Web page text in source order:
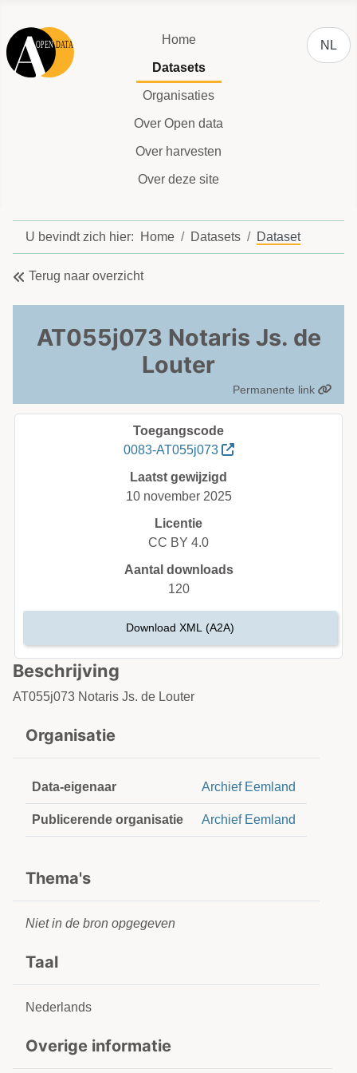
Home
Datasets
Organisaties
Over Open data
Over harvesten
Over deze site
NL
U bevindt zich hier: Home Datasets Dataset
Terug naar overzicht
AT055j073 Notaris Js. de
Louter
Permanente link
Beschrijving
AT055j073 Notaris Js. de Louter
Organisatie
Data-eigenaar Archief Eemland
Publicerende organisatie Archief Eemland
Thema's
Niet in de bron opgegeven
Taal
Nederlands
Overige informatie
Toegangscode
0083-AT055j073
Laatst gewijzigd
10 november 2025
Licentie
CC BY 4.0
Aantal downloads
120
Download XML (A2A)